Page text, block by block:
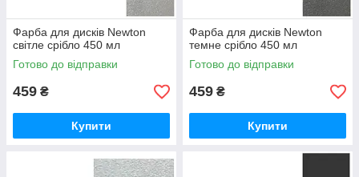
Фарба для дисків Newton
світле срібло 450 мл
Готово до відправки
459 ₴
Купити
Фарба для дисків Newton
темне срібло 450 мл
Готово до відправки
459 ₴
Купити